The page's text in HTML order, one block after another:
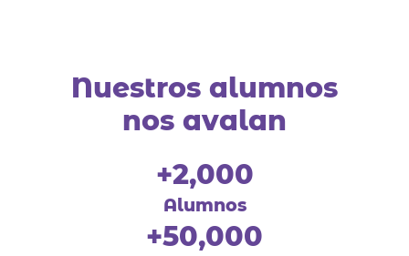
Nuestros alumnos
nos avalan
Alumnos
+2,000
+50,000